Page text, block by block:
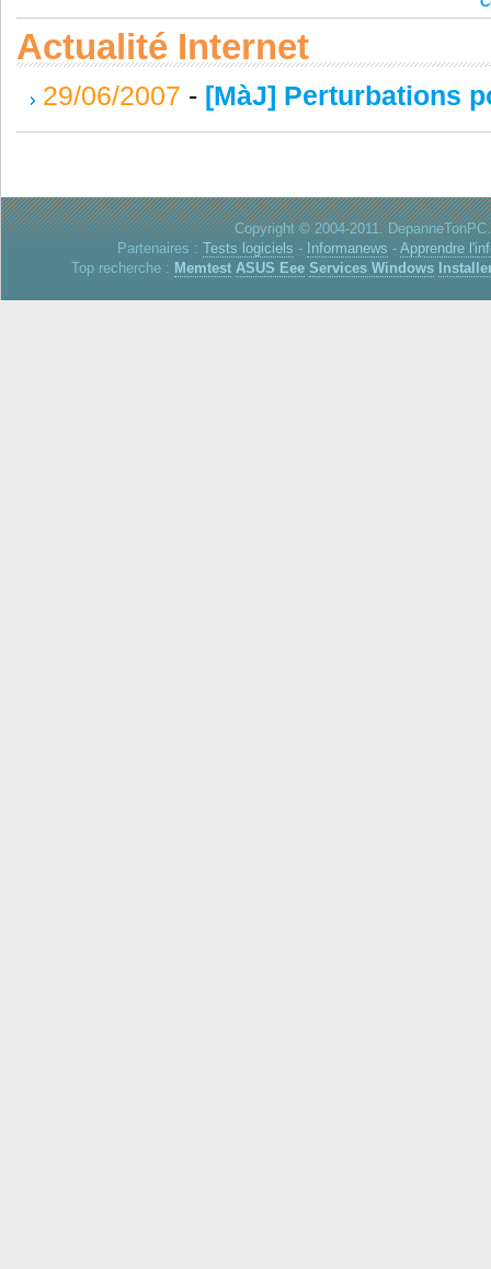
Actualité Internet
29/06/2007 - [MàJ] Perturbations
Copyright © 2004-2011.
Partenaires : Tests logiciels - Informanews - Apprendre
Top recherche : Memtest ASUS Eee Services Windows